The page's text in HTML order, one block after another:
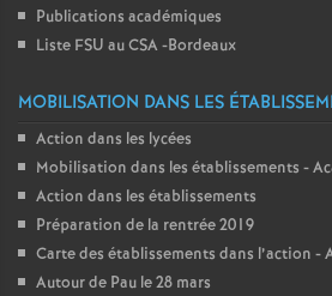
Publications académiques
Liste FSU au CSA -Bordeaux
MOBILISATION DANS LES
Action dans les lycées
Mobilisation dans les établissements -
Action dans les établissements
Préparation de la rentrée 2019
Carte des établissements dans l’action -
Autour de Pau le 28 mars